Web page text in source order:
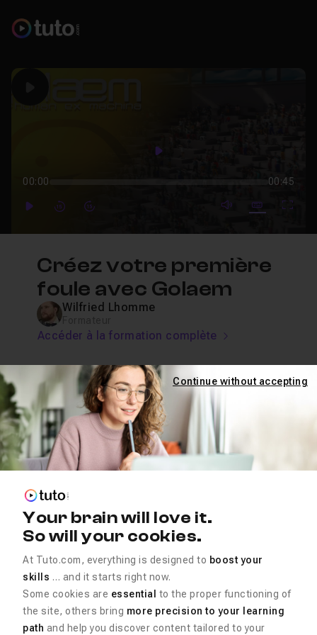
Play
00:00 00:45
PlayForwardForward mute video
Subtitles
Créez votre première
foule avec Golaem
Wilfried Lhomme
Accéder à la formation complète